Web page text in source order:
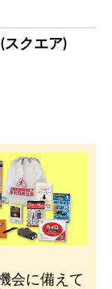
スクエア)
会に備えて